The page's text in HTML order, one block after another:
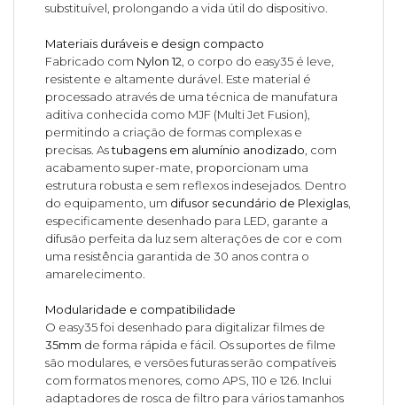
substituível, prolongando a vida útil do dispositivo.
Materiais duráveis e design compacto
Fabricado com Nylon 12 , o corpo do easy35 é leve,
resistente e altamente durável. Este material é
processado através de uma técnica de manufatura
aditiva conhecida como MJF (Multi Jet Fusion),
permitindo a criação de formas complexas e
precisas. Astubagens em alumínio anodizado , com
acabamento super-mate, proporcionam uma
estrutura robusta e sem reflexos indesejados. Dentro
do equipamento, um difusor secundário de Plexiglas
especificamente desenhado para LED, garante a
difusão perfeita da luz sem alterações de cor e com
uma resistência garantida de 30 anos contra o
amarelecimento.
Modularidade e compatibilidade
O easy35 foi desenhado para digitalizar filmes de
35mm de forma rápida e fácil. Os suportes de filme
são modulares, e versões futuras serão compatíveis
com formatos menores, como APS, 110 e 126. Inclui
adaptadores de rosca de filtro para vários tamanhos